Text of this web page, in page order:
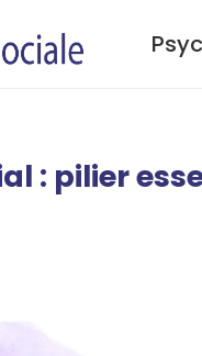
: pilier